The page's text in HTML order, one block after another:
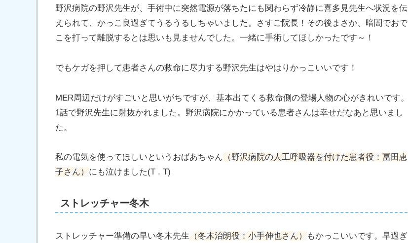
野沢病院の野沢先生が、手術中に突然電源が落ちたにも関わらず冷静に喜多見先生へ状況を伝
えられて、かっこ良過ぎてうるうるしちゃいました。さすご院長！その後まさか、暗闇でおで
こを打って離脱するとは思いも見ませんでした。一緒に手術してほしかったです～！
でもケガを押して患者さんの救命に尽力する野沢先生はやはりかっこいいです！
MER周辺だけがすごいと思いがちですが、基本出てくる救命側の登場人物の心がきれいです。
1話で野沢先生に射抜かれました。野沢病院にかかっている患者さんは幸せだなあと思いまし
た。
私の電気を使ってほしいというおばあちゃん（野沢病院の人工呼吸器を付けた患者役：冨田恵
子さん）にも泣けました(T . T)
ストレッチャー冬木
ストレッチャー準備の早い冬木先生（冬木治朗役：小手伸也さん）もかっこいいです。早過ぎ